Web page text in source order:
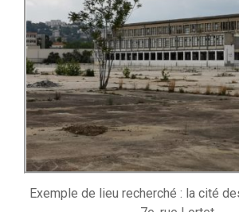
Exemple de lieu recherché : la cité